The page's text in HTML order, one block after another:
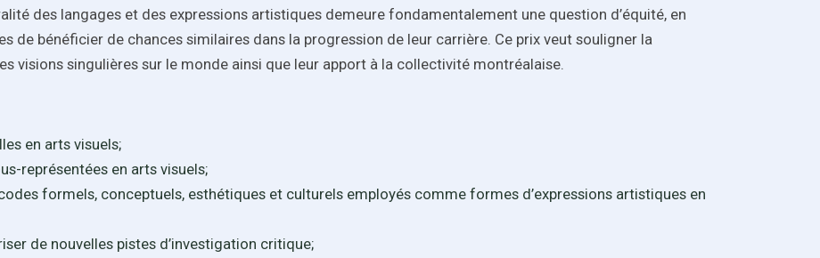
des langages et des expressions artistiques demeure fondamentalement une question d’équité, en
de bénéficier de chances similaires dans la progression de leur carrière. Ce prix veut souligner la
visions singulières sur le monde ainsi que leur apport à la collectivité montréalaise.
en arts visuels;
représentées en arts visuels;
formels, conceptuels, esthétiques et culturels employés comme formes d’expressions artistiques en
de nouvelles pistes d’investigation critique;